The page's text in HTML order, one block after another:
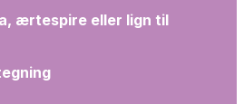
ærtespire eller lign til